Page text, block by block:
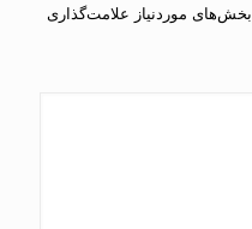
بخش‌های موردنیاز علامت‌گذاری